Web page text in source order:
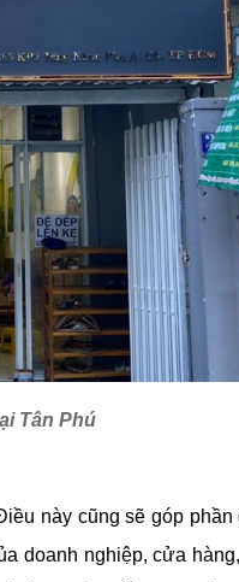
Tân Phú
này cũng sẽ góp
doanh nghiệp, cửa